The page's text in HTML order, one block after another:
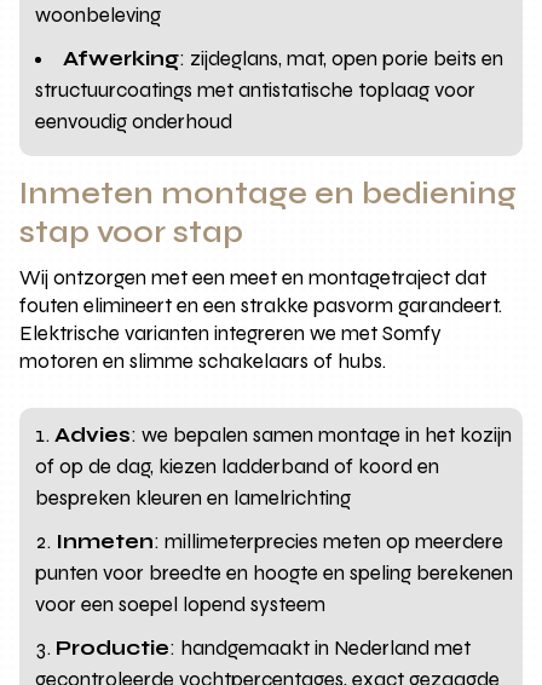
woonbeleving
Afwerking: zijdeglans, mat, open porie beits en
structuurcoatings met antistatische toplaag voor
eenvoudig onderhoud
Inmeten montage en bediening
stap voor stap
Wij ontzorgen met een meet en montagetraject dat
fouten elimineert en een strakke pasvorm garandeert.
Elektrische varianten integreren we met Somfy
motoren en slimme schakelaars of hubs.
Advies: we bepalen samen montage in het kozijn
of op de dag, kiezen ladderband of koord en
bespreken kleuren en lamelrichting
Inmeten: millimeterprecies meten op meerdere
punten voor breedte en hoogte en speling berekenen
voor een soepel lopend systeem
Productie: handgemaakt in Nederland met
gecontroleerde vochtpercentages, exact gezaagde